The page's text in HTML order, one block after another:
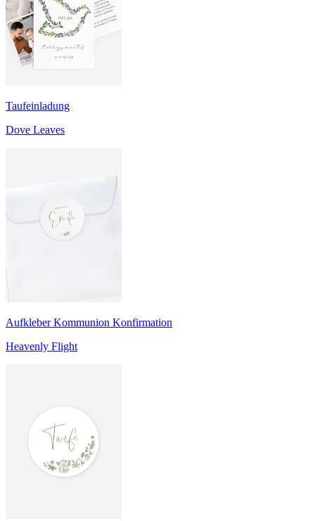
Taufeinladung
Dove Leaves
Aufkleber Kommunion Konfirmation
Heavenly Flight